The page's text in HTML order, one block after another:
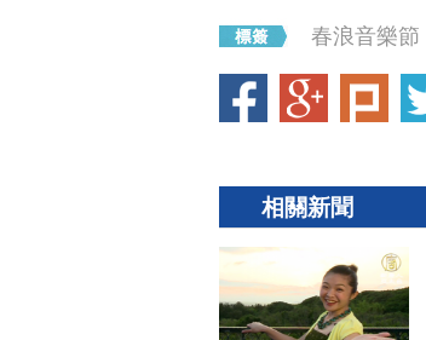
春浪音樂節
相關新聞